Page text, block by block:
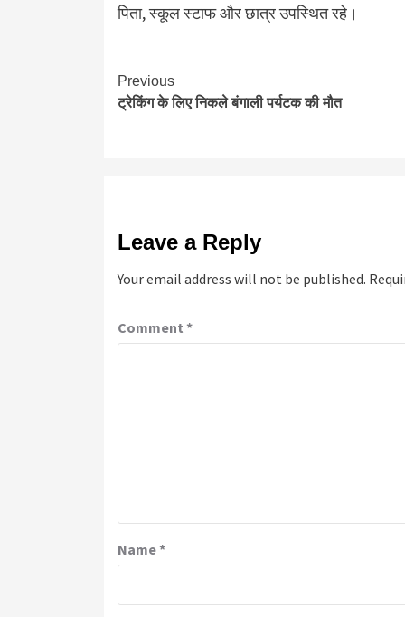
पिता, स्कूल स्टाफ और छात्र उपस्थित रहे।
Continue
Reading
Previous
ट्रेकिंग के लिए निकले बंगाली पर्यटक की मौत
Leave a Reply
Your email address will not be published.
Comment *
Name*